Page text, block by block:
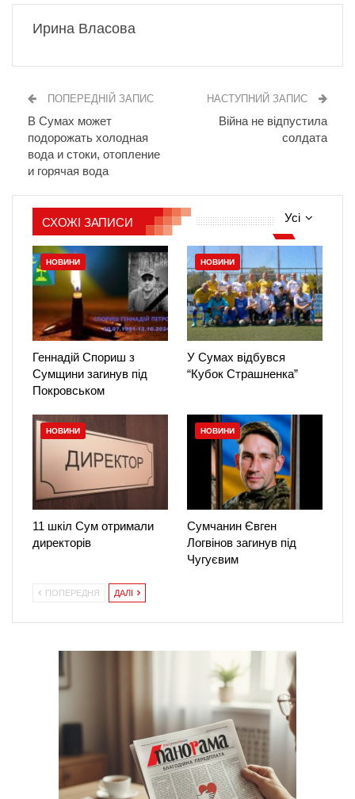
Ирина Власова
ПОПЕРЕДНІЙ ЗАПИС
В Сумах может
подорожать холодная
вода и стоки, отопление
и горячая вода
НАСТУПНИЙ ЗАПИС
Війна не відпустила
солдата
Усі
СХОЖІ ЗАПИСИ
НОВИНИ
Геннадій Спориш з
Сумщини загинув під
Покровськом
НОВИНИ
У Сумах відбувся
“Кубок Страшненка”
НОВИНИ
11 шкіл Сум отримали
директорів
НОВИНИ
Сумчанин Євген
Логвінов загинув під
Чугуєвим
ПОПЕРЕДНЯ ДАЛІ